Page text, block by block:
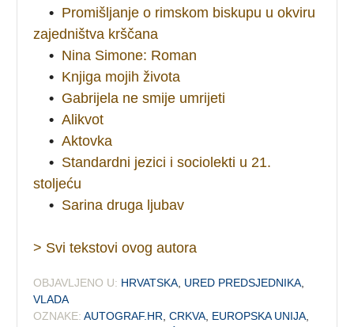
• Promišljanje o rimskom biskupu u okviru
zajedništva krščana
• Nina Simone: Roman
• Knjiga mojih života
• Gabrijela ne smije umrijeti
• Alikvot
• Aktovka
• Standardni jezici i sociolekti u 21.
stoljeću
• Sarina druga ljubav
> Svi tekstovi ovog autora
OBJAVLJENO U: HRVATSKA URED PREDSJEDNIKA
VLADA
OZNAKE: AUTOGRAF.HR ,CRKVA EUROPSKA UNIJA